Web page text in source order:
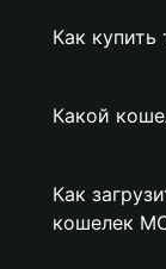
Как купить
Какой
Как
кошелек